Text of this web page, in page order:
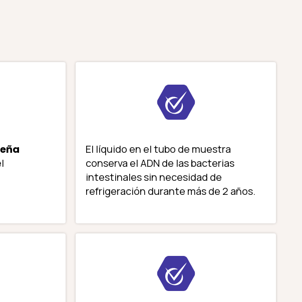
El líquido en el tubo de muestra
conserva el ADN de las bacterias
intestinales sin necesidad de
refrigeración durante más de 2 años.